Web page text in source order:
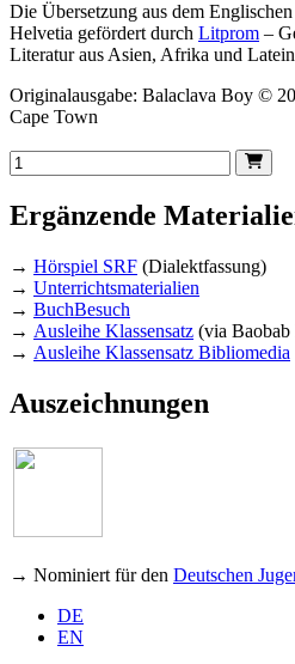
Die Übersetzung aus dem
Helvetia gefördert durch Litprom –
Literatur aus Asien, Afrika und
Originalausgabe: Balaclava Boy ©
Cape Town
Ergänzende
→ Hörspiel SRF (Dialektfassung)
→ Unterrichtsmaterialien
→ BuchBesuch
→ Ausleihe Klassensatz (via
→ Ausleihe Klassensatz Bibliomedia
Auszeichnungen
→ Nominiert für den Deutschen
DE
EN